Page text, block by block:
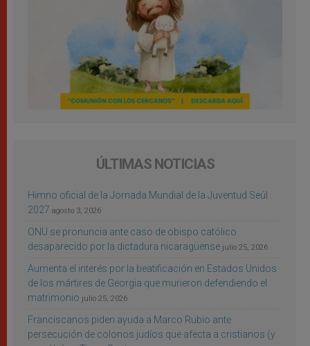
ÚLTIMAS NOTICIAS
Himno oficial de la Jornada Mundial de la Juventud Seúl
2027 agosto 3, 2026
ONU se pronuncia ante caso de obispo católico
desaparecido por la dictadura nicaragüense julio 25, 2026
Aumenta el interés por la beatificación en Estados Unidos
de los mártires de Georgia que murieron defendiendo el
matrimonio julio 25, 2026
Franciscanos piden ayuda a Marco Rubio ante
persecución de colonos judíos que afecta a cristianos (y